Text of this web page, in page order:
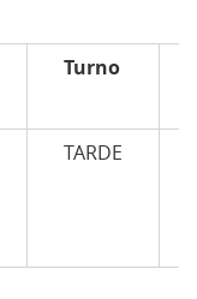
Turno
TARDE